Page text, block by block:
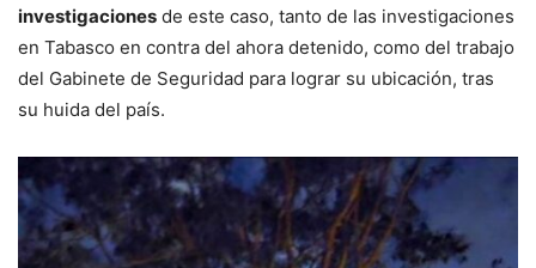
investigaciones de este caso, tanto de las investigaciones
en Tabasco en contra del ahora detenido, como del trabajo
del Gabinete de Seguridad para lograr su ubicación, tras
su huida del país.